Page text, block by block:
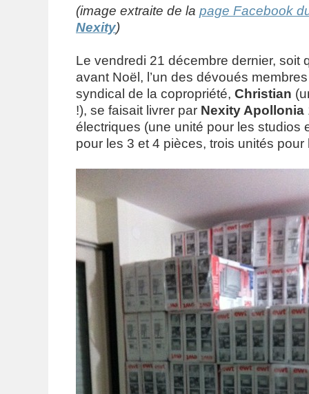
(image extraite de la page Facebook
Nexity)
Le vendredi 21 décembre dernier, soit
avant Noël, l’un des dévoués
syndical de la copropriété, Christian
!), se faisait livrer par Nexity Apollonia
électriques (une unité pour les studios
pour les 3 et 4 pièces, trois unités